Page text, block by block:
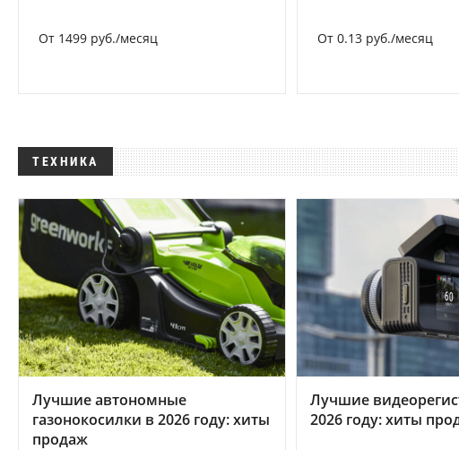
От 1499 руб./месяц От 0.13 руб./месяц
ТЕХНИКА
Лучшие автономные
газонокосилки в 2026 году: хиты
продаж
Лучшие
2026 году: хиты